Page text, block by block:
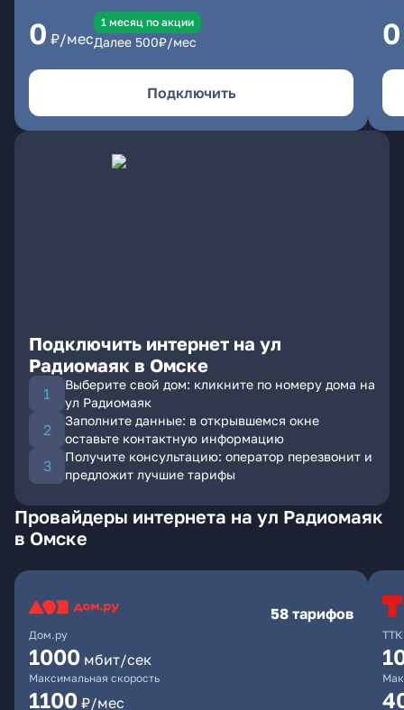
0 ₽/мес
1 месяц по акции
Далее 500₽/мес
Подключить
0
Подключить интернет на ул
Радиомаяк в Омске
Выберите свой дом: кликните по номеру дома на
ул Радиомаяк
Заполните данные: в открывшемся окне
оставьте контактную информацию
Получите консультацию: оператор перезвонит и
предложит лучшие тарифы
Провайдеры интернета на ул Радиомаяк
в Омске
Дом.ру
58 тарифов
1000 мбит/сек
Максимальная скорость
1100 ₽/мес
ТТК